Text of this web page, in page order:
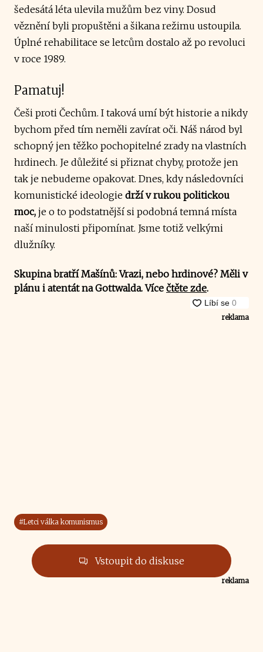
šedesátá léta ulevila mužům bez viny. Dosud
věznění byli propuštěni a šikana režimu ustoupila.
Úplné rehabilitace se letcům dostalo až po revoluci
v roce 1989.
Pamatuj!
Češi proti Čechům. I taková umí být historie a nikdy
bychom před tím neměli zavírat oči. Náš národ byl
schopný jen těžko pochopitelné zrady na vlastních
hrdinech. Je důležité si přiznat chyby, protože jen
tak je nebudeme opakovat. Dnes, kdy následovníci
komunistické ideologie drží v rukou politickou
moc, je o to podstatnější si podobná temná místa
naší minulosti připomínat. Jsme totiž velkými
dlužníky.
Skupina bratří Mašínů: Vrazi, nebo hrdinové? Měli v
plánu i atentát na Gottwalda. Více čtěte zde.
reklama
#Letci válka komunismus
Vstoupit do diskuse
reklama